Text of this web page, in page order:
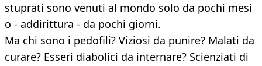
stuprati sono venuti al mondo solo da pochi mesi
o - addirittura - da pochi giorni.
Ma chi sono i pedofili? Viziosi da punire? Malati da
curare? Esseri diabolici da internare? Scienziati di